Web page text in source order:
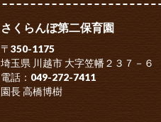
さくらんぼ第二保育園
〒350-1175
埼玉県 川越市 大字笠幡２３７－６
電話：049-272-7411
園長 高橋博樹